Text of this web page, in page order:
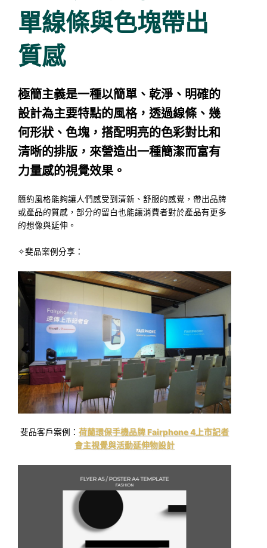
單線條與色塊帶出
質感
極簡主義是一種以簡單、乾淨、明確的
設計為主要特點的風格，透過線條、幾
何形狀、色塊，搭配明亮的色彩對比和
清晰的排版，來營造出一種簡潔而富有
力量感的視覺效果。
簡約風格能夠讓人們感受到清新、舒服的感覺，帶出品牌
或產品的質感，部分的留白也能讓消費者對於產品有更多
的想像與延伸。
✧斐品案例分享：
斐品客戶案例： 荷蘭環保手機品牌 Fairphone 4上市記者
會主視覺與活動延伸物設計